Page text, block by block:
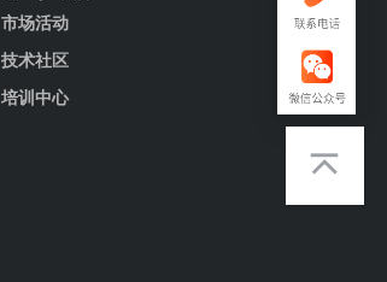
市场活动
技术社区
培训中心